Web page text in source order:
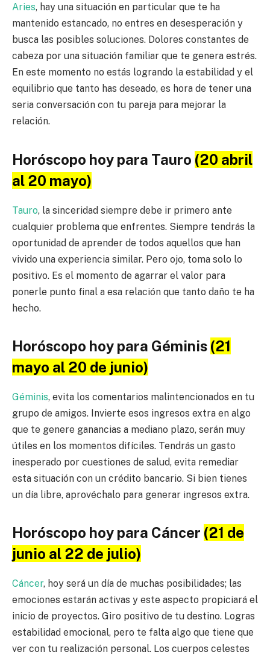
Aries, hay una situación en particular que te ha
mantenido estancado, no entres en desesperación y
busca las posibles soluciones. Dolores constantes de
cabeza por una situación familiar que te genera estrés.
En este momento no estás logrando la estabilidad y el
equilibrio que tanto has deseado, es hora de tener una
seria conversación con tu pareja para mejorar la
relación.
Horóscopo hoy para Tauro (20 abril
al 20 mayo)
Tauro, la sinceridad siempre debe ir primero ante
cualquier problema que enfrentes. Siempre tendrás la
oportunidad de aprender de todos aquellos que han
vivido una experiencia similar. Pero ojo, toma solo lo
positivo. Es el momento de agarrar el valor para
ponerle punto final a esa relación que tanto daño te ha
hecho.
Horóscopo hoy para Géminis (21
mayo al 20 de junio)
Géminis, evita los comentarios malintencionados en tu
grupo de amigos. Invierte esos ingresos extra en algo
que te genere ganancias a mediano plazo, serán muy
útiles en los momentos difíciles. Tendrás un gasto
inesperado por cuestiones de salud, evita remediar
esta situación con un crédito bancario. Si bien tienes
un día libre, aprovéchalo para generar ingresos extra.
Horóscopo hoy para Cáncer (21 de
junio al 22 de julio)
Cáncer, hoy será un día de muchas posibilidades; las
emociones estarán activas y este aspecto propiciará el
inicio de proyectos. Giro positivo de tu destino. Logras
estabilidad emocional, pero te falta algo que tiene que
ver con tu realización personal. Los cuerpos celestes